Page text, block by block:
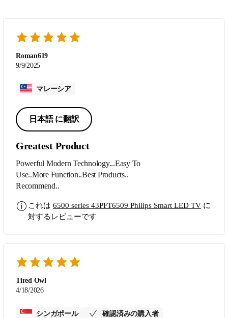
Roman619
9/9/2025
マレーシア
日本語 に翻訳
Greatest Product
Powerful Modern Technology...Easy To
Use..More Function..Best Products..
Recommend..
これは 6500 series 43PFT6509 Philips Smart LED TV に
対するレビューです
Tired Owl
4/18/2026
シンガポール 確認済みの購入者